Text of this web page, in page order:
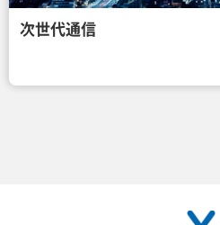
次世代通信